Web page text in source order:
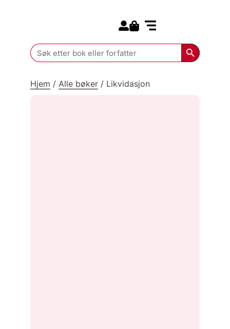
Search
for:
Search
Hjem / Alle bøker / Likvidasjon